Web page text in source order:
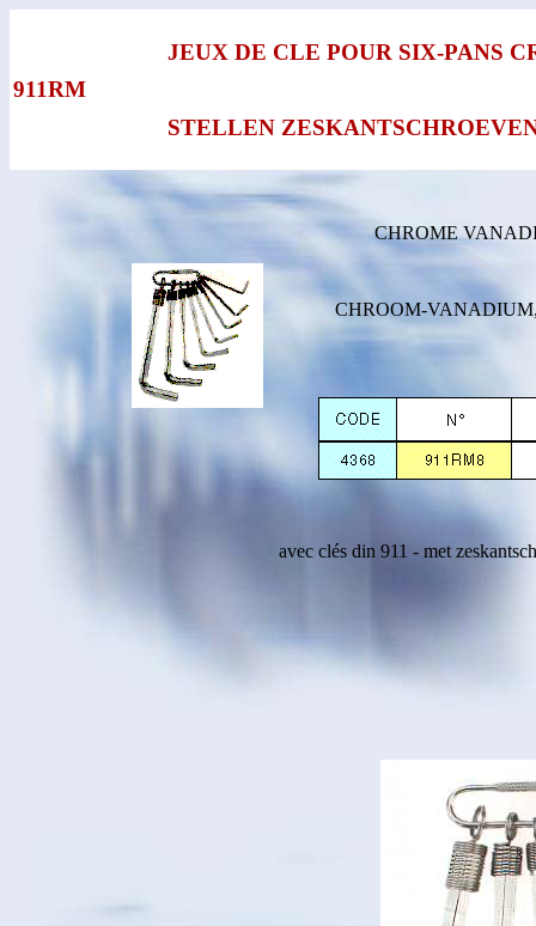
911RM
JEUX DE CLE POUR SIX-PANS
STELLEN
CHROME
CHROOM-VANADIUM,
avec clés din 911 - met